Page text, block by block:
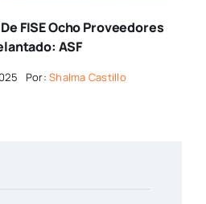
FISE Ocho Proveedores
ASF
Por:Shalma Castillo